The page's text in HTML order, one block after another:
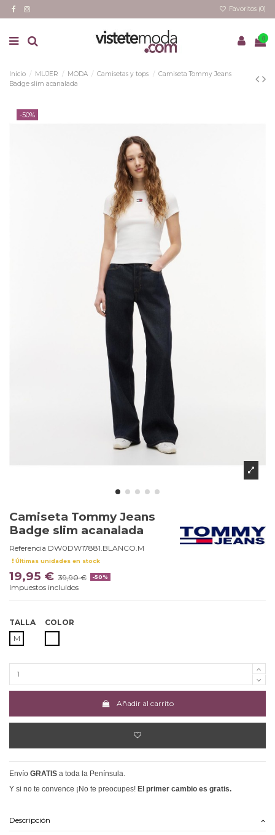
Favoritos (0)
0
Inicio MUJER MODA Camisetas y tops
Camiseta Tommy Jeans
Badge slim acanalada
-50%
Camiseta Tommy Jeans
Badge slim acanalada
Referencia DW0DW17881.BLANCO.M
Últimas unidades en stock
19,95 € 39,90 € -50%
Impuestos incluidos
TALLA
M
COLOR
Añadir al carrito
Envío GRATIS a toda la Península.
Y si no te convence ¡No te preocupes! El primer cambio es gratis.
Descripción